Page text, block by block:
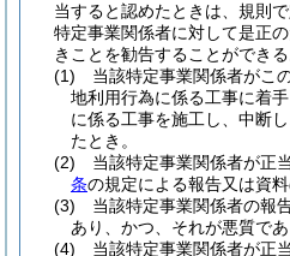
当すると認めたときは、規則
特定事業関係者に対して是正
きことを勧告することができる
(1)
当該特定事業関係者がこ
地利用行為に係る工事に着
に係る工事を施工し、中断
たとき。
(2)
当該特定事業関係者が正
条の規定による報告又は資
(3)
当該特定事業関係者の報
あり、かつ、それが悪質であ
(4)
当該特定事業関係者が正